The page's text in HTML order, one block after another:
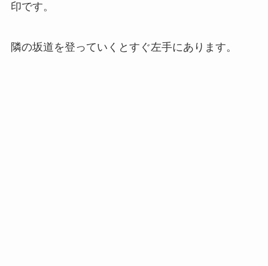
印です。
隣の坂道を登っていくとすぐ左手にあります。